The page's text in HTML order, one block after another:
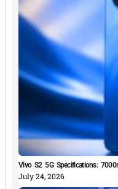
Vivo S2 5G Specifications:
July 24, 2026